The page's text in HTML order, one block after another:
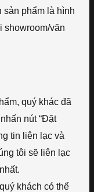
sản phẩm là hình
showroom/văn
quý khác đã
nút “Đặt
tin liên lạc và
tôi sẽ liên lạc
khách có thể